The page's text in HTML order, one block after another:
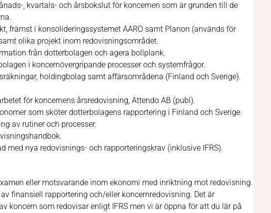
, kvartals- och årsbokslut för koncernen som är grunden till de
främst i konsolideringssystemet AARO samt Planon (används för
olika projekt inom redovisningsområdet.
från dotterbolagen och agera bollplank.
i koncernövergripande processer och systemfrågor.
holdingbolag samt affärsområdena (Finland och Sverige).
för koncernens årsredovisning, Attendo AB (publ).
som sköter dotterbolagens rapportering i Finland och Sverige.
av rutiner och processer.
med nya redovisnings- och rapporteringskrav (inklusive IFRS).
eller motsvarande inom ekonomi med inriktning mot redovisning.
finansiell rapportering och/eller koncernredovisning. Det är
koncern som redovisar enligt IFRS men vi är öppna för att du lär på